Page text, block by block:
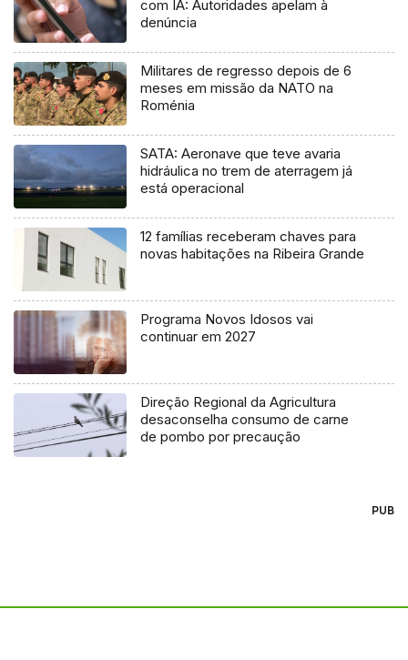
com IA: Autoridades apelam à
denúncia
Militares de regresso depois de 6
meses em missão da NATO na
Roménia
SATA: Aeronave que teve avaria
hidráulica no trem de aterragem já
está operacional
12 famílias receberam chaves para
novas habitações na Ribeira Grande
Programa Novos Idosos vai
continuar em 2027
Direção Regional da Agricultura
desaconselha consumo de carne
de pombo por precaução
PUB